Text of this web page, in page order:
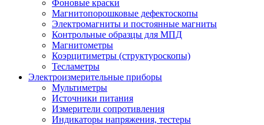
Фоновые краски
Магнитопорошковые дефектоскопы
Электромагниты и постоянные магниты
Контрольные образцы для МПД
Магнитометры
Коэрцитиметры (структуроскопы)
Тесламетры
Электроизмерительные приборы
Мультиметры
Источники питания
Измерители сопротивления
Индикаторы напряжения, тестеры